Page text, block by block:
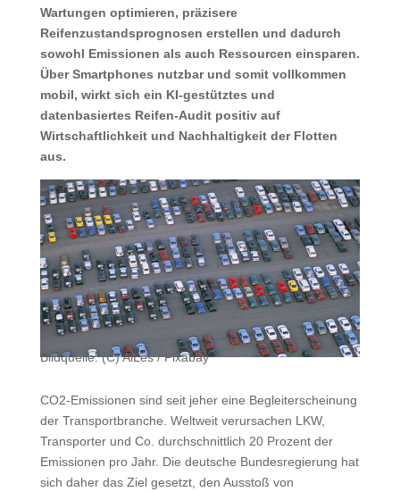
Wartungen optimieren, präzisere
Reifenzustandsprognosen erstellen und dadurch
sowohl Emissionen als auch Ressourcen einsparen.
Über Smartphones nutzbar und somit vollkommen
mobil, wirkt sich ein KI-gestütztes und
datenbasiertes Reifen-Audit positiv auf
Wirtschaftlichkeit und Nachhaltigkeit der Flotten
aus.
Bildquelle: (C) AlLes / Pixabay
CO2-Emissionen sind seit jeher eine Begleiterscheinung
der Transportbranche. Weltweit verursachen LKW,
Transporter und Co. durchschnittlich 20 Prozent der
Emissionen pro Jahr. Die deutsche Bundesregierung hat
sich daher das Ziel gesetzt, den Ausstoß von